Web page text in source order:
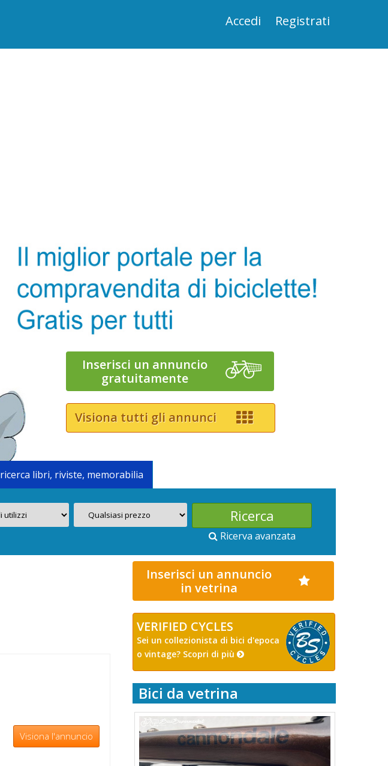
Accedi Registrati
Inserisci un annuncio
gratuitamente
Visiona tutti gli annunci
ricerca libri, riviste, memorabilia
Ricerva avanzata
Visiona l'annuncio
Inserisci un annuncio
in vetrina
VERIFIED CYCLES
Sei un collezionista di bici d'epoca
o vintage? Scopri di più
Bici da vetrina